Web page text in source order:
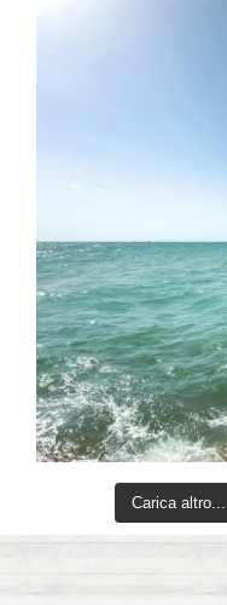
Carica altro...